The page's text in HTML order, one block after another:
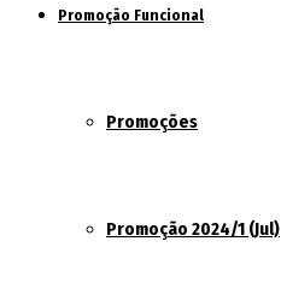
Promoção Funcional
Promoções
Promoção 2024/1 (Jul)